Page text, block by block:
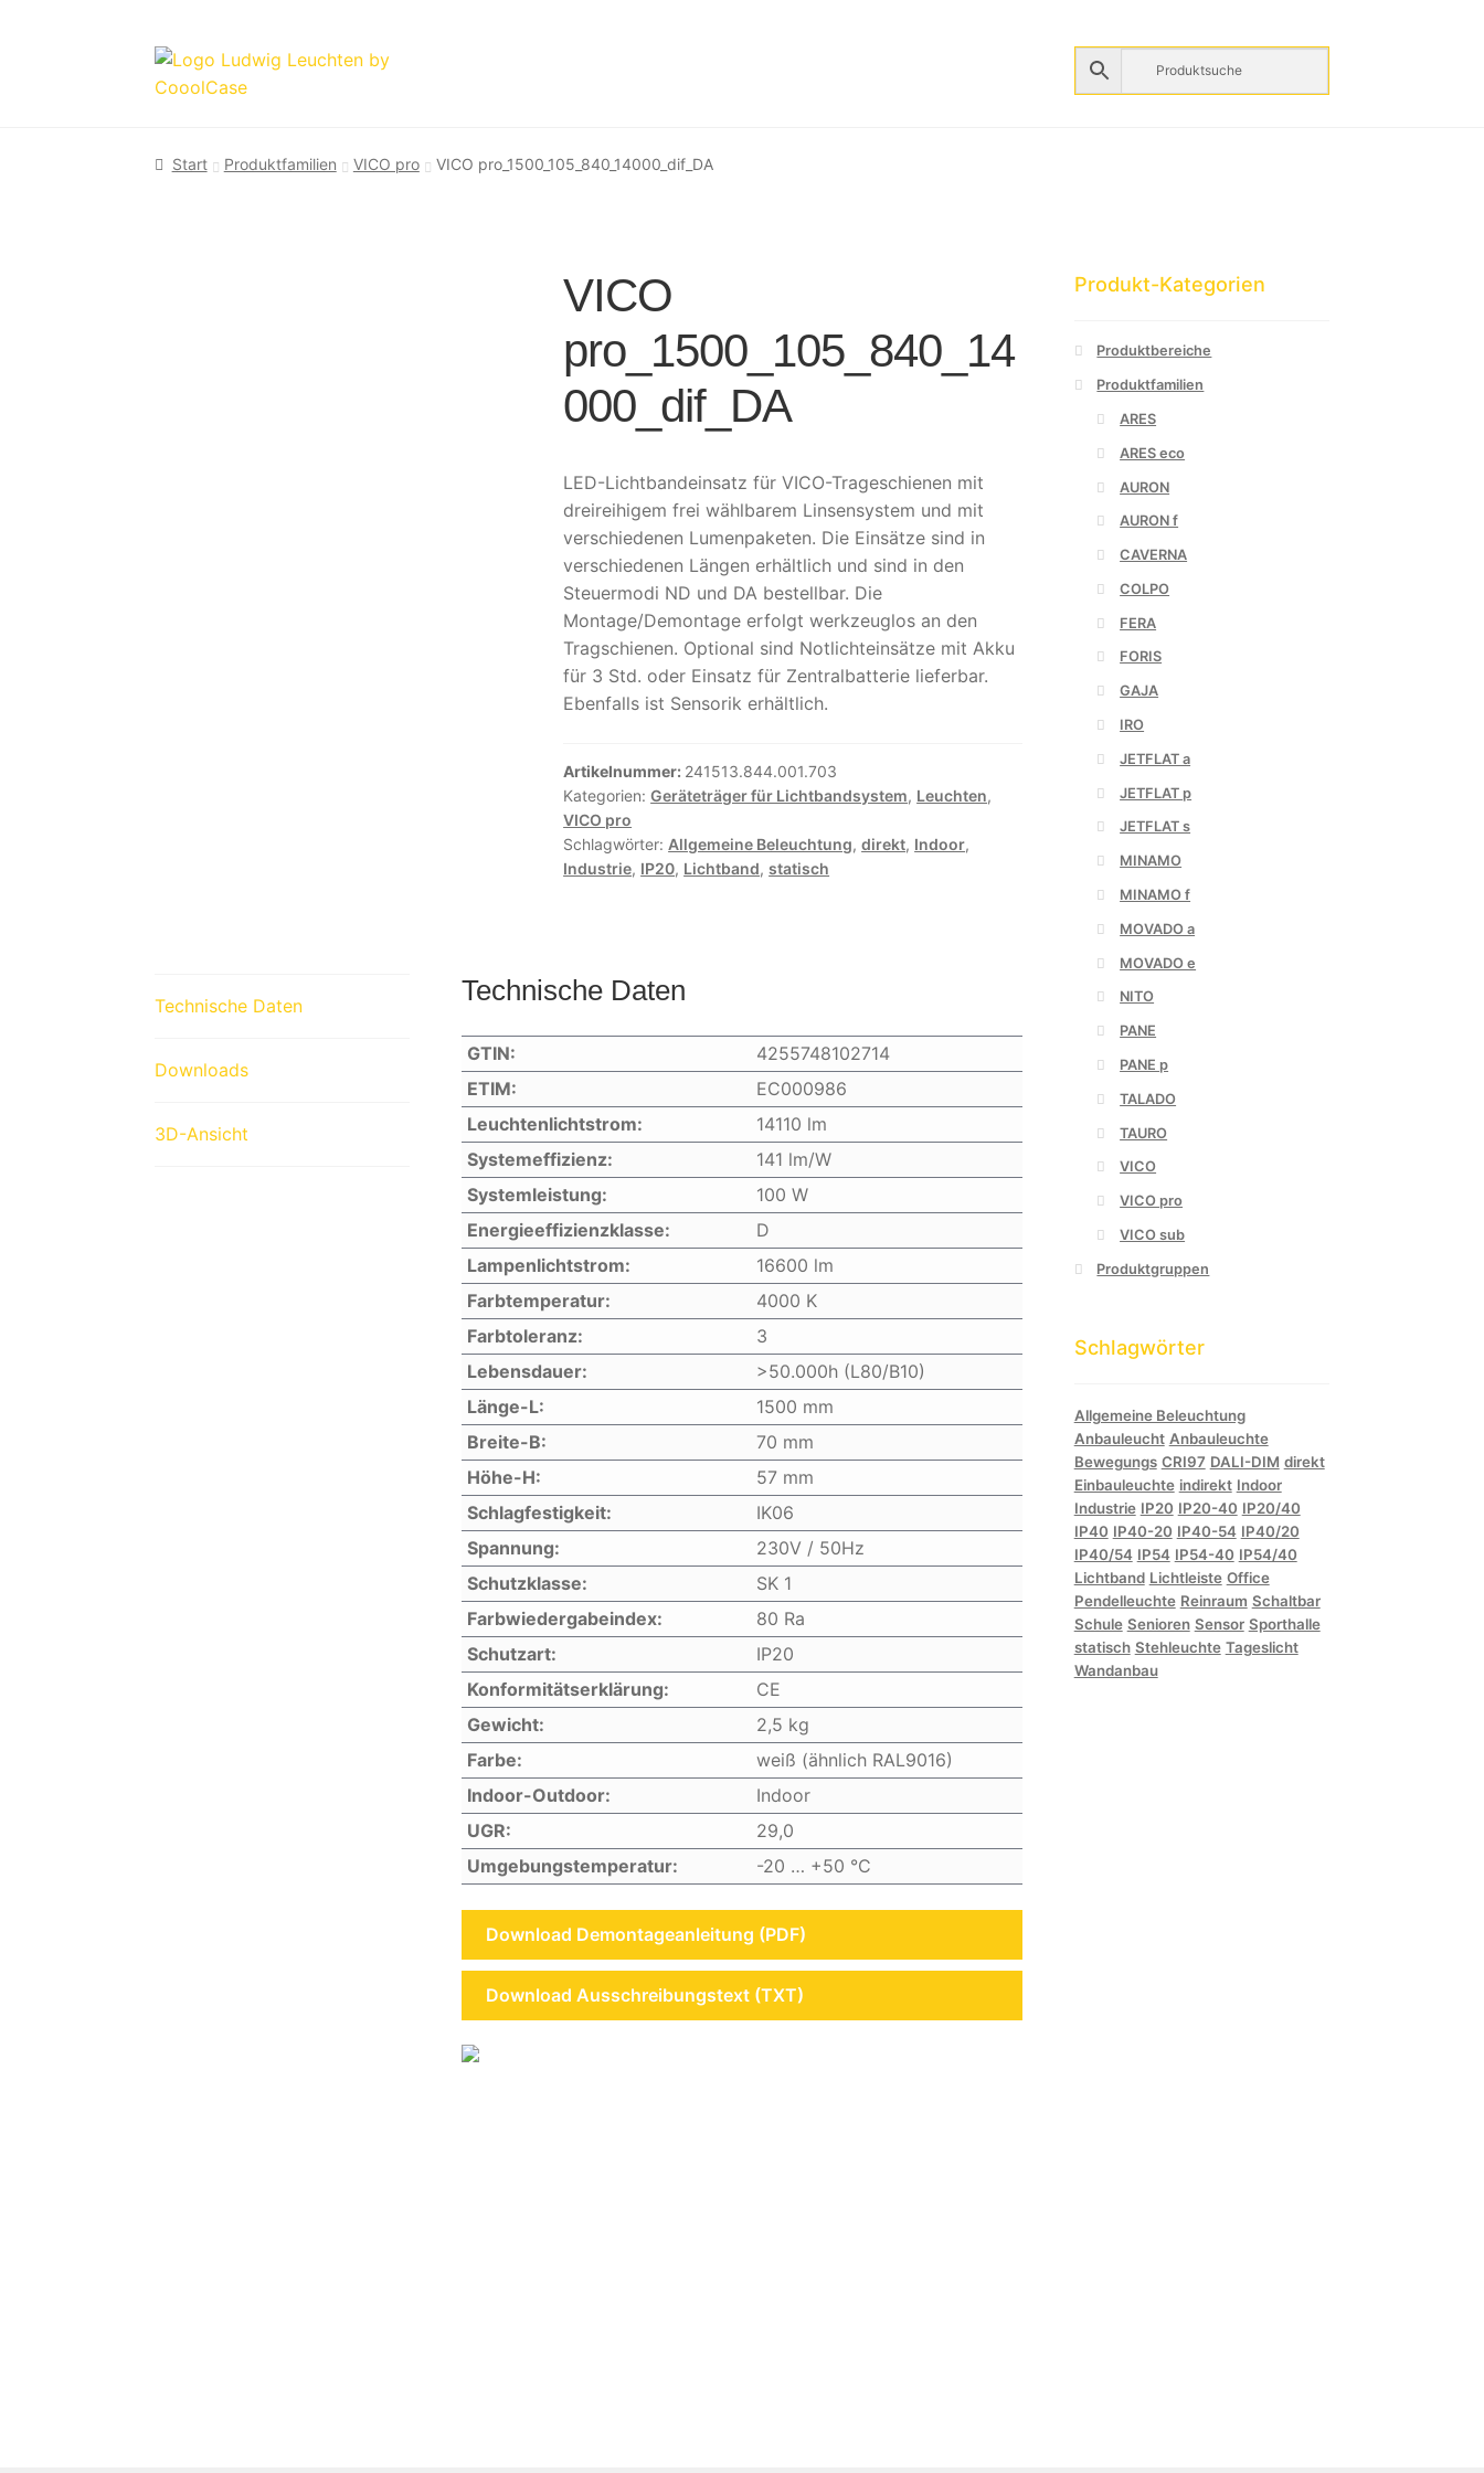
Zur
Navigation
Zum
Inhalt
Start Produktfamilien VICO pro VICO pro_1500_105_840_14000_dif_DA
VICO
pro_1500_105_840_14
000_dif_DA
LED-Lichtbandeinsatz für VICO-Trageschienen mit
dreireihigem frei wählbarem Linsensystem und mit
verschiedenen Lumenpaketen. Die Einsätze sind in
verschiedenen Längen erhältlich und sind in den
Steuermodi ND und DA bestellbar. Die
Montage/Demontage erfolgt werkzeuglos an den
Tragschienen. Optional sind Notlichteinsätze mit Akku
für 3 Std. oder Einsatz für Zentralbatterie lieferbar.
Ebenfalls ist Sensorik erhältlich.
Artikelnummer: 241513.844.001.703
Kategorien:Geräteträger für Lichtbandsystem, Leuchten,
VICO pro
Schlagwörter: Allgemeine Beleuchtung,direkt, Indoor,
Industrie, IP20, Lichtband,statisch
Technische Daten
Downloads
3D-Ansicht
Technische Daten
GTIN:
4255748102714
ETIM:
EC000986
Leuchtenlichtstrom:
14110 lm
Systemeffizienz:
141 lm/W
Systemleistung:
100 W
Energieeffizienzklasse:
D
Lampenlichtstrom:
16600 lm
Farbtemperatur:
4000 K
Farbtoleranz:
3
Lebensdauer:
>50.000h (L80/B10)
Länge-L:
1500 mm
Breite-B:
70 mm
Höhe-H:
57 mm
Schlagfestigkeit:
IK06
Spannung:
230V / 50Hz
Schutzklasse:
SK 1
Farbwiedergabeindex:
80 Ra
Schutzart:
IP20
Konformitätserklärung:
CE
Gewicht:
2,5 kg
Farbe:
weiß (ähnlich RAL9016)
Indoor-Outdoor:
Indoor
UGR:
29,0
Umgebungstemperatur:
-20 … +50 °C
Download Demontageanleitung (PDF)
Download Ausschreibungstext (TXT)
Produkt-Kategorien
Produktbereiche
Produktfamilien
ARES
ARES eco
AURON
AURON f
CAVERNA
COLPO
FERA
FORIS
GAJA
IRO
JETFLAT a
JETFLAT p
JETFLAT s
MINAMO
MINAMO f
MOVADO a
MOVADO e
NITO
PANE
PANE p
TALADO
TAURO
VICO
VICO pro
VICO sub
Produktgruppen
Schlagwörter
Allgemeine Beleuchtung
Anbauleucht Anbauleuchte
Bewegungs CRI97 DALI-DIM direkt
Einbauleuchte indirekt Indoor
Industrie IP20 IP20-40 IP20/40
IP40 IP40-20 IP40-54 IP40/20
IP40/54 IP54 IP54-40 IP54/40
Lichtband Lichtleiste Office
Pendelleuchte Reinraum Schaltbar
Schule Senioren Sensor Sporthalle
statisch Stehleuchte Tageslicht
Wandanbau